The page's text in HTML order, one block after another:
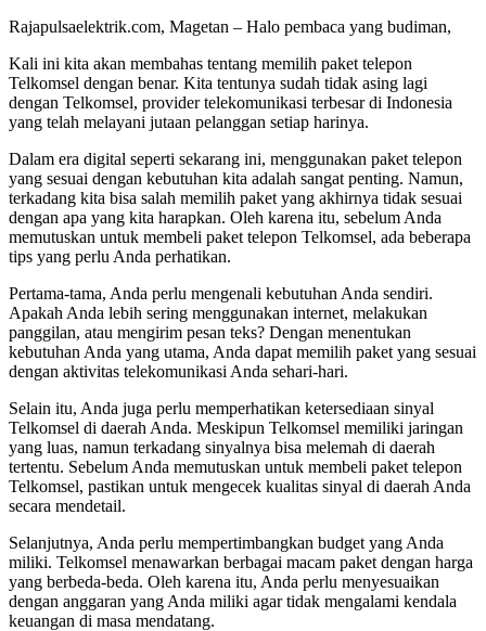
Rajapulsaelektrik.com, Magetan – Halo pembaca yang budiman,
Kali ini kita akan membahas tentang memilih paket telepon
Telkomsel dengan benar. Kita tentunya sudah tidak asing lagi
dengan Telkomsel, provider telekomunikasi terbesar di Indonesia
yang telah melayani jutaan pelanggan setiap harinya.
Dalam era digital seperti sekarang ini, menggunakan paket telepon
yang sesuai dengan kebutuhan kita adalah sangat penting. Namun,
terkadang kita bisa salah memilih paket yang akhirnya tidak sesuai
dengan apa yang kita harapkan. Oleh karena itu, sebelum Anda
memutuskan untuk membeli paket telepon Telkomsel, ada beberapa
tips yang perlu Anda perhatikan.
Pertama-tama, Anda perlu mengenali kebutuhan Anda sendiri.
Apakah Anda lebih sering menggunakan internet, melakukan
panggilan, atau mengirim pesan teks? Dengan menentukan
kebutuhan Anda yang utama, Anda dapat memilih paket yang sesuai
dengan aktivitas telekomunikasi Anda sehari-hari.
Selain itu, Anda juga perlu memperhatikan ketersediaan sinyal
Telkomsel di daerah Anda. Meskipun Telkomsel memiliki jaringan
yang luas, namun terkadang sinyalnya bisa melemah di daerah
tertentu. Sebelum Anda memutuskan untuk membeli paket telepon
Telkomsel, pastikan untuk mengecek kualitas sinyal di daerah Anda
secara mendetail.
Selanjutnya, Anda perlu mempertimbangkan budget yang Anda
miliki. Telkomsel menawarkan berbagai macam paket dengan harga
yang berbeda-beda. Oleh karena itu, Anda perlu menyesuaikan
dengan anggaran yang Anda miliki agar tidak mengalami kendala
keuangan di masa mendatang.